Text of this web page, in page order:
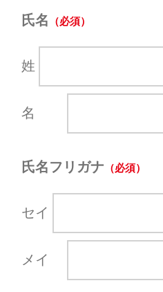
氏名
姓
名
氏名フリガナ
セイ
メイ